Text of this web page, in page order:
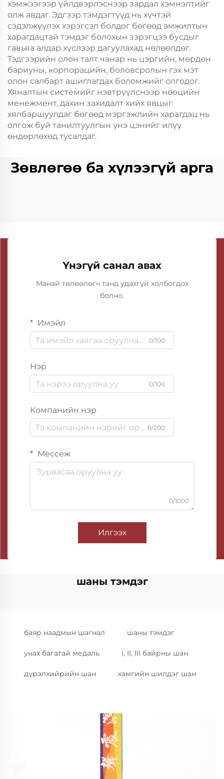
хэмжээгээр үйлдвэрлэснээр зардал хэмнэлтийг
олж авдаг. Эдгээр тэмдэгтүүд нь хүчтэй
сэдэлжүүлэх хэрэгсэл болдог бөгөөд амжилтын
харагдацтай тэмдэг болохын зэрэгцээ бусдыг
гавьяа алдар хүслээр дагуулахад нөлөөлдөг.
Тэдгээрийн олон талт чанар нь цэргийн, мөрдөн
бариуны, корпорацийн, боловсролын гэх мэт
олон салбарт ашиглагдах боломжийг олгодог.
Хяналтын системийг нэвтрүүлснээр нөөцийн
менежмент, дахин захидалт хийх явцыг
хялбаршуулдаг бөгөөд мэргэжлийн харагдац нь
олгож буй танилтуулгын үнэ цэнийг илүү
өндөрлөхөд тусалдаг.
Зөвлөгөө ба хүлээгүй арга
Үнэгүй санал авах
Манай төлөөлөгч танд удахгүй холбогдох
болно.
Имэйл
0/100
Нэр
0/100
Компанийн нэр
0/200
Мессеж
0/1000
Илгээх
шаны тэмдэг
баяр наадмын шагнал шаны тэмдэг
унах багатай медаль i, II, III байрны шан
дүрэлхийрийн шан хамгийн шилдэг шан